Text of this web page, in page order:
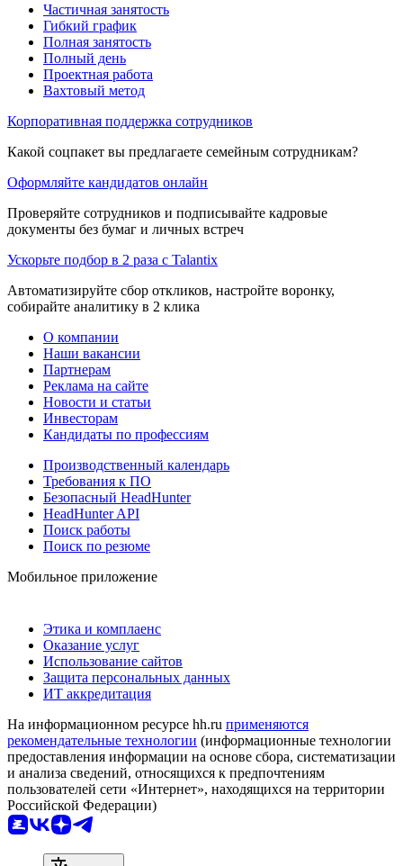
Частичная занятость
Гибкий график
Полная занятость
Полный день
Проектная работа
Вахтовый метод
Корпоративная поддержка сотрудников
Какой соцпакет вы предлагаете семейным сотрудникам?
Оформляйте кандидатов онлайн
Проверяйте сотрудников и подписывайте кадровые
документы без бумаг и личных встреч
Ускорьте подбор в 2 раза с Talantix
Автоматизируйте сбор откликов, настройте воронку,
собирайте аналитику в 2 клика
О компании
Наши вакансии
Партнерам
Реклама на сайте
Новости и статьи
Инвесторам
Кандидаты по профессиям
Производственный календарь
Требования к ПО
Безопасный HeadHunter
HeadHunter API
Поиск работы
Поиск по резюме
Мобильное приложение
Этика и комплаенс
Оказание услуг
Использование сайтов
Защита персональных данных
ИТ аккредитация
На информационном ресурсе hh.ru применяются
рекомендательные технологии (информационные технологии
предоставления информации на основе сбора, систематизации
и анализа сведений, относящихся к предпочтениям
пользователей сети «Интернет», находящихся на территории
Российской Федерации)